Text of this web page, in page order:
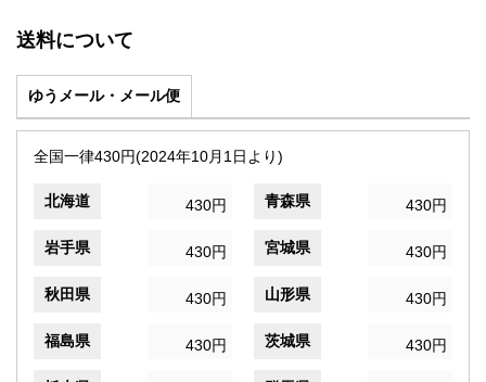
送料について
ゆうメール・メール便
全国一律430円(2024年10月1日より)
北海道 430円 青森県 430円
岩手県 430円 宮城県 430円
秋田県 430円 山形県 430円
福島県 430円 茨城県 430円